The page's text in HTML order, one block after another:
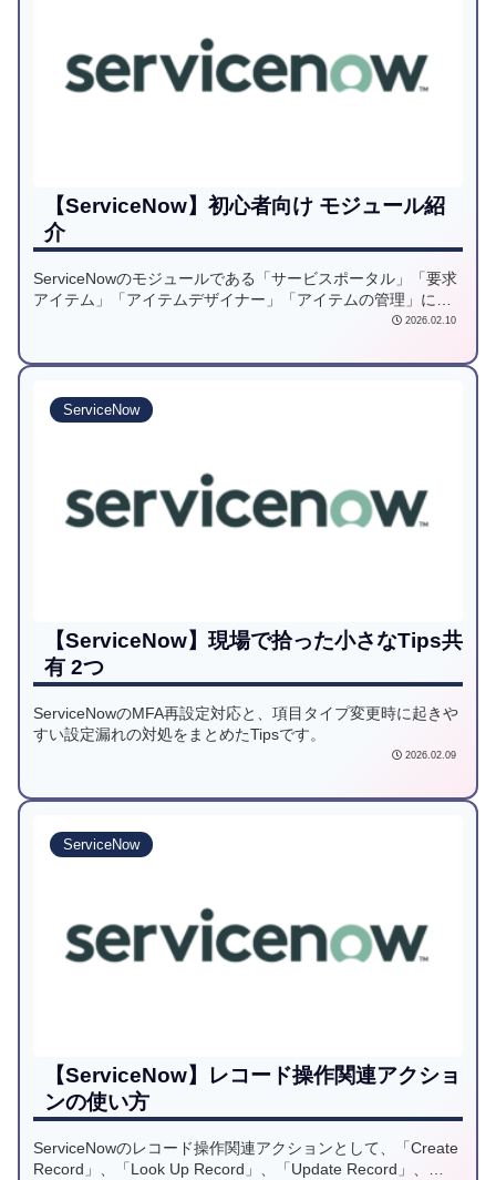
【ServiceNow】初心者向け モジュール紹
介
ServiceNowのモジュールである「サービスポータル」「要求
アイテム」「アイテムデザイナー」「アイテムの管理」につ
2026.02.10
ServiceNow
【ServiceNow】現場で拾った小さなTips共
有 2つ
ServiceNowのMFA再設定対応と、項目タイプ変更時に起きや
すい設定漏れの対処をまとめたTipsです。
2026.02.09
ServiceNow
【ServiceNow】レコード操作関連アクショ
ンの使い方
ServiceNowのレコード操作関連アクションとして、「Create
Record」、「Look Up Record」、「Update Record」、